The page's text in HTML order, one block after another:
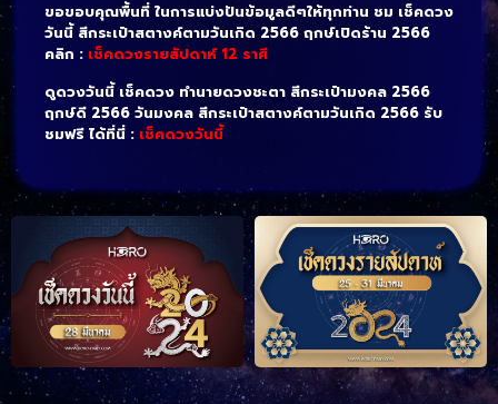
ขอขอบคุณพื้นที่ ในการแบ่งปันข้อมูลดีๆให้ทุกท่าน ชม เช็คดวง
วันนี้ สีกระเป๋าสตางค์ตามวันเกิด 2566 ฤกษ์เปิดร้าน 2566
คลิก : เช็คดวงรายสัปดาห์ 12 ราศี
ดูดวงวันนี้ เช็คดวง ทำนายดวงชะตา สีกระเป๋ามงคล 2566
ฤกษ์ดี 2566 วันมงคล สีกระเป๋าสตางค์ตามวันเกิด 2566 รับ
ชมฟรี ได้ที่นี่ : เช็คดวงวันนี้